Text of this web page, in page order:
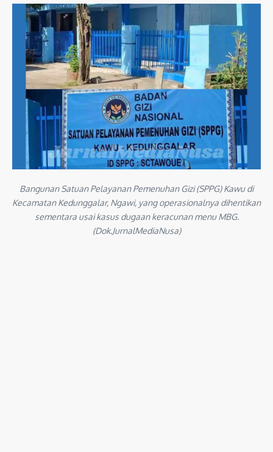
Bangunan Satuan Pelayanan Pemenuhan Gizi (SPPG) Kawu di
Kecamatan Kedunggalar, Ngawi, yang operasionalnya dihentikan
sementara usai kasus dugaan keracunan menu MBG.
(Dok.JurnalMediaNusa)